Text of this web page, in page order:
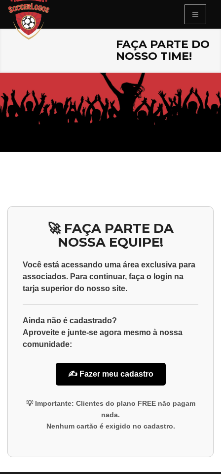
FAÇA PARTE DO
NOSSO TIME!
🚀 FAÇA PARTE DA
NOSSA EQUIPE!
Você está acessando uma área exclusiva para
associados. Para continuar, faça o login na
tarja superior do nosso site.
Ainda não é cadastrado?
Aproveite e junte-se agora mesmo à nossa
comunidade:
✍️ Fazer meu cadastro
💡 Importante: Clientes do plano FREEnão pagam
nada.
Nenhum cartão é exigido no cadastro.